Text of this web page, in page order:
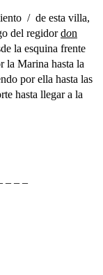
/ de esta villa,
del regidordon
la esquina frente
la Marina hasta la
por ella hasta las
hasta llegar a la
– – –